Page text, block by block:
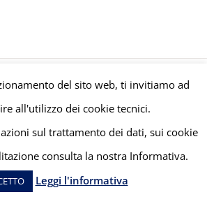
C.F. Iscriz. CCIAA 08671820010 |Privacy e
| Powered bymeltingmedia.it
FacebookLinkedInYouTube
del sito web, ti invitiamo ad
all'utilizzo dei cookie tecnici.
sul trattamento dei dati, sui cookie
consulta la nostra Informativa.
Leggi l'informativa